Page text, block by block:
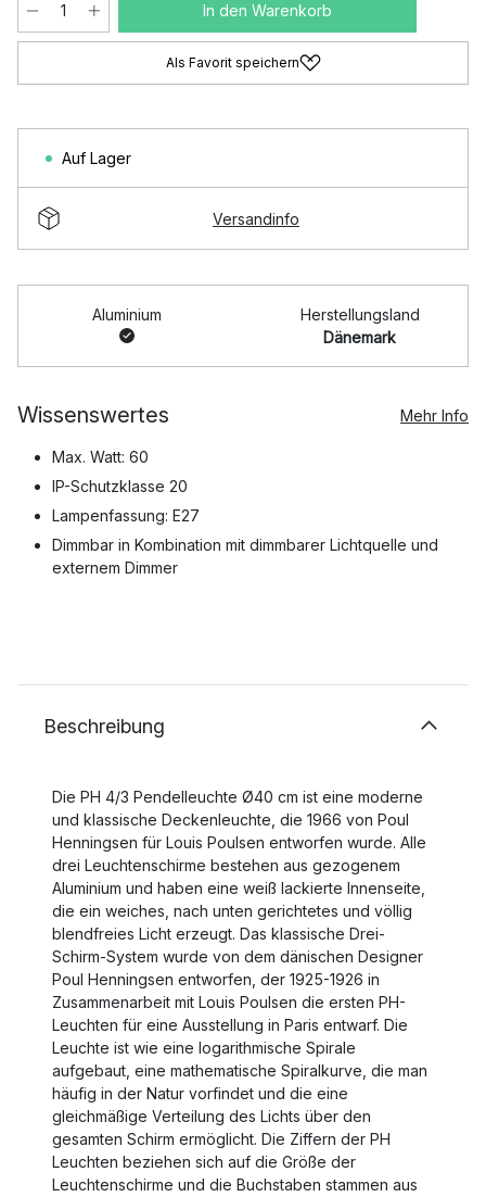
In den Warenkorb
Als Favorit speichern
Auf Lager
Versandinfo
Aluminium
Herstellungsland
Dänemark
Wissenswertes Mehr Info
Max. Watt: 60
IP-Schutzklasse 20
Lampenfassung: E27
Dimmbar in Kombination mit dimmbarer Lichtquelle und
externem Dimmer
Beschreibung
Die PH 4/3 Pendelleuchte Ø40 cm ist eine moderne
und klassische Deckenleuchte, die 1966 von Poul
Henningsen für Louis Poulsen entworfen wurde. Alle
drei Leuchtenschirme bestehen aus gezogenem
Aluminium und haben eine weiß lackierte Innenseite,
die ein weiches, nach unten gerichtetes und völlig
blendfreies Licht erzeugt. Das klassische Drei-
Schirm-System wurde von dem dänischen Designer
Poul Henningsen entworfen, der 1925-1926 in
Zusammenarbeit mit Louis Poulsen die ersten PH-
Leuchten für eine Ausstellung in Paris entwarf. Die
Leuchte ist wie eine logarithmische Spirale
aufgebaut, eine mathematische Spiralkurve, die man
häufig in der Natur vorfindet und die eine
gleichmäßige Verteilung des Lichts über den
gesamten Schirm ermöglicht. Die Ziffern der PH
Leuchten beziehen sich auf die Größe der
Leuchtenschirme und die Buchstaben stammen aus